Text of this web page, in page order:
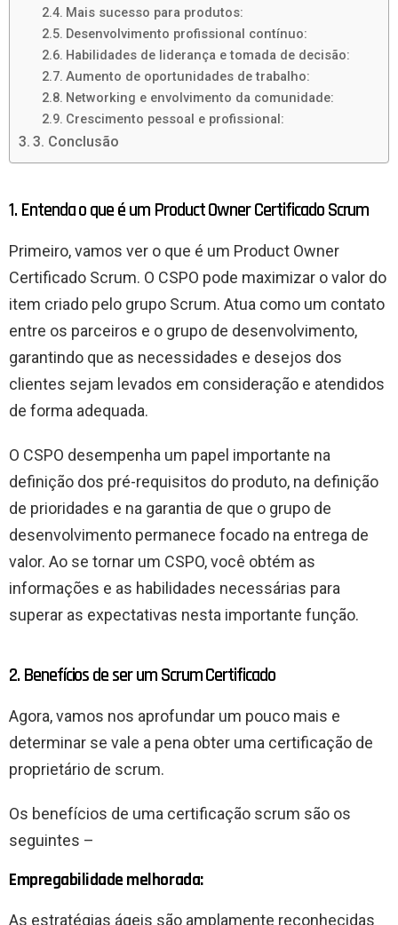
Mais sucesso para produtos:
Desenvolvimento profissional contínuo:
Habilidades de liderança e tomada de decisão:
Aumento de oportunidades de trabalho:
Networking e envolvimento da comunidade:
Crescimento pessoal e profissional:
3. Conclusão
1. Entenda o que é um Product Owner Certificado Scrum
Primeiro, vamos ver o que é um Product Owner
Certificado Scrum. O CSPO pode maximizar o valor do
item criado pelo grupo Scrum. Atua como um contato
entre os parceiros e o grupo de desenvolvimento,
garantindo que as necessidades e desejos dos
clientes sejam levados em consideração e atendidos
de forma adequada.
O CSPO desempenha um papel importante na
definição dos pré-requisitos do produto, na definição
de prioridades e na garantia de que o grupo de
desenvolvimento permanece focado na entrega de
valor. Ao se tornar um CSPO, você obtém as
informações e as habilidades necessárias para
superar as expectativas nesta importante função.
2. Benefícios de ser um Scrum Certificado
Agora, vamos nos aprofundar um pouco mais e
determinar se vale a pena obter uma certificação de
proprietário de scrum.
Os benefícios de uma certificação scrum são os
seguintes –
Empregabilidade melhorada:
As estratégias ágeis são amplamente reconhecidas